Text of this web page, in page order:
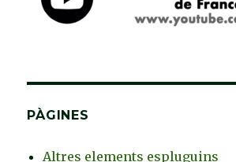
PÀGINES
Altres elements espluguins